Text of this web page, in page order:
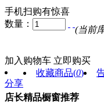
手机扫购有惊喜
数量：
(当前
加入购物车 立即购买
分享
收藏商品(0)
店长精品橱窗推荐